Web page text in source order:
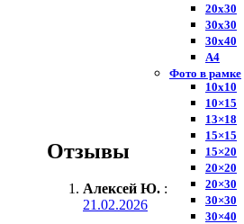
20х30
30х30
30х40
А4
Фото в рамке
10х10
10×15
13×18
15×15
15×20
20×20
20×30
30×30
30×40
Отзывы
Алексей Ю. :
21.02.2026